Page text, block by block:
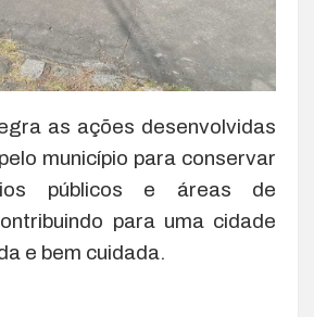
as ações desenvolvidas
município para conservar
públicos e áreas de
para uma cidade
e bem cuidada.